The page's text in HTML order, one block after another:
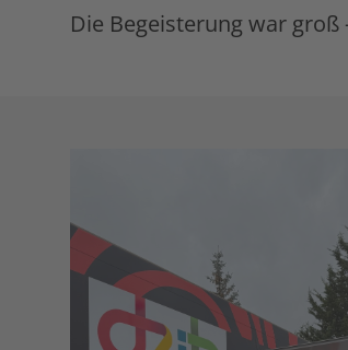
Die Begeisterung war